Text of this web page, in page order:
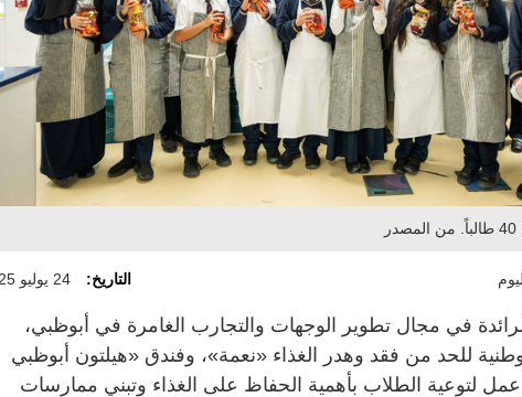
التاريخ: 24 يوليو 2025
في مجال تطوير الوجهات والتجارب الغامرة في أبوظبي،
للحد من فقد وهدر الغذاء «نعمة»، وفندق «هيلتون أبوظبي
لتوعية الطلاب بأهمية الحفاظ على الغذاء وتبني ممارسات